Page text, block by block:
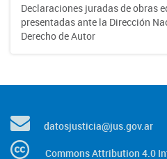
Declaraciones juradas de obras
presentadas ante la Dirección
Derecho de Autor
datosjusticia@jus.gov.ar
Commons Attribution 4.0